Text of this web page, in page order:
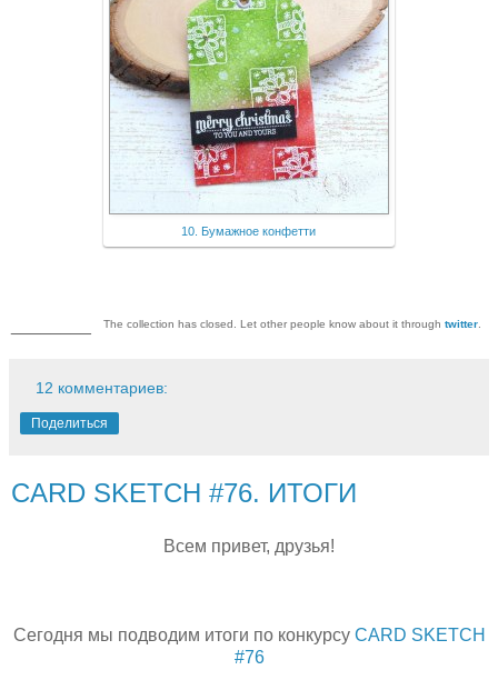
10. Бумажное конфетти
The collection has closed. Let other people know about it through twitter
12 комментариев:
Поделиться
CARD SKETCH #76. ИТОГИ
Всем привет, друзья!
Сегодня мы подводим итоги по конкурсу CARD SKETCH
#76